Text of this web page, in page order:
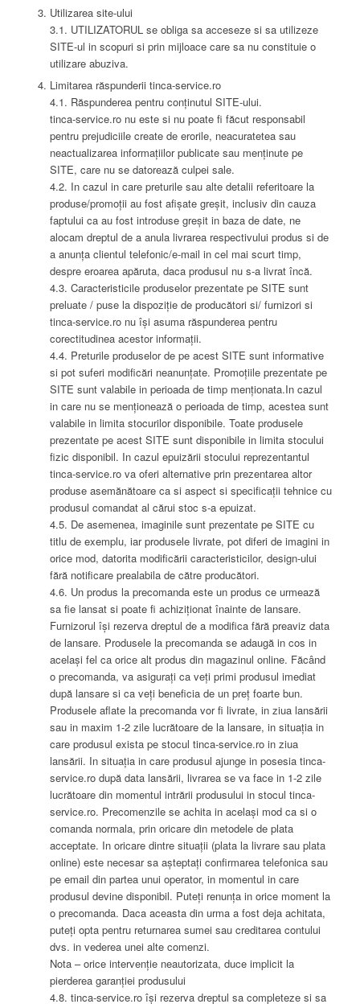
Utilizarea site-ului
3.1. UTILIZATORUL se obliga sa acceseze si sa utilizeze
SITE-ul in scopuri si prin mijloace care sa nu constituie o
utilizare abuziva.
Limitarea răspunderii tinca-service.ro
4.1. Răspunderea pentru conținutul SITE-ului.
tinca-service.ro nu este si nu poate fi făcut responsabil
pentru prejudiciile create de erorile, neacuratetea sau
neactualizarea informațiilor publicate sau menținute pe
SITE, care nu se datorează culpei sale.
4.2. In cazul in care preturile sau alte detalii referitoare la
produse/promoții au fost afișate greșit, inclusiv din cauza
faptului ca au fost introduse greșit in baza de date, ne
alocam dreptul de a anula livrarea respectivului produs si de
a anunța clientul telefonic/e-mail in cel mai scurt timp,
despre eroarea apăruta, daca produsul nu s-a livrat încă.
4.3. Caracteristicile produselor prezentate pe SITE sunt
preluate / puse la dispoziție de producători si/ furnizori si
tinca-service.ro nu își asuma răspunderea pentru
corectitudinea acestor informații.
4.4. Preturile produselor de pe acest SITE sunt informative
si pot suferi modificări neanunțate. Promoțiile prezentate pe
SITE sunt valabile in perioada de timp menționata.In cazul
in care nu se menționează o perioada de timp, acestea sunt
valabile in limita stocurilor disponibile. Toate produsele
prezentate pe acest SITE sunt disponibile in limita stocului
fizic disponibil. In cazul epuizării stocului reprezentantul
tinca-service.ro va oferi alternative prin prezentarea altor
produse asemănătoare ca si aspect si specificații tehnice cu
produsul comandat al cărui stoc s-a epuizat.
4.5. De asemenea, imaginile sunt prezentate pe SITE cu
titlu de exemplu, iar produsele livrate, pot diferi de imagini in
orice mod, datorita modificării caracteristicilor, design-ului
fără notificare prealabila de către producători.
4.6. Un produs la precomanda este un produs ce urmează
sa fie lansat si poate fi achiziționat înainte de lansare.
Furnizorul își rezerva dreptul de a modifica fără preaviz data
de lansare. Produsele la precomanda se adaugă in cos in
același fel ca orice alt produs din magazinul online. Făcând
o precomanda, va asigurați ca veți primi produsul imediat
după lansare si ca veți beneficia de un preț foarte bun.
Produsele aflate la precomanda vor fi livrate, in ziua lansării
sau in maxim 1-2 zile lucrătoare de la lansare, in situația in
care produsul exista pe stocul tinca-service.ro in ziua
lansării. In situația in care produsul ajunge in posesia tinca-
service.ro după data lansării, livrarea se va face in 1-2 zile
lucrătoare din momentul intrării produsului in stocul tinca-
service.ro. Precomenzile se achita in același mod ca si o
comanda normala, prin oricare din metodele de plata
acceptate. In oricare dintre situații (plata la livrare sau plata
online) este necesar sa așteptați confirmarea telefonica sau
pe email din partea unui operator, in momentul in care
produsul devine disponibil. Puteți renunța in orice moment la
o precomanda. Daca aceasta din urma a fost deja achitata,
puteți opta pentru returnarea sumei sau creditarea contului
dvs. in vederea unei alte comenzi.
Nota – orice intervenție neautorizata, duce implicit la
pierderea garanției produsului
4.8. tinca-service.ro își rezerva dreptul sa completeze si sa